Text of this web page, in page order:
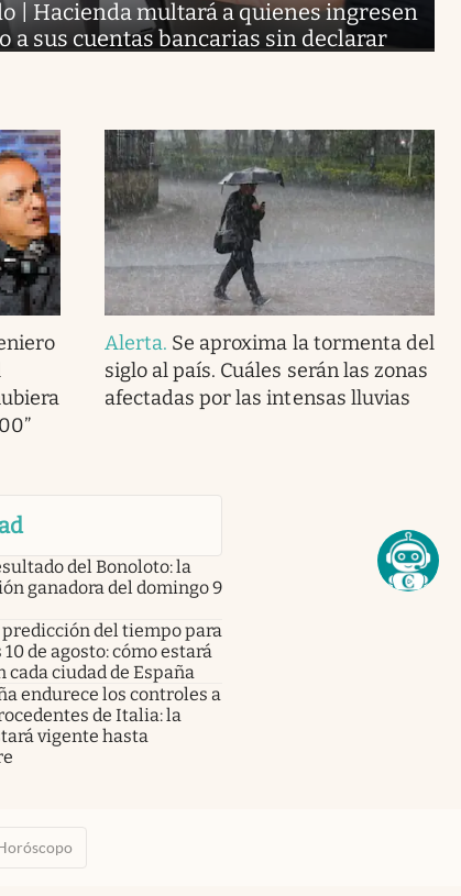
| Hacienda multará a quienes ingresen
a sus cuentas bancarias sin declarar
Alerta. Se aproxima la tormenta del
siglo al país. Cuáles serán las zonas
afectadas por las intensas lluvias
del Bonoloto: la
ganadora del domingo 9
predicción del tiempo para
de agosto: cómo estará
cada ciudad de España
endurece los controles a
de Italia: la
vigente hasta